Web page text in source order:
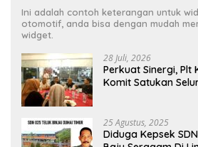
Ini adalah contoh keterangan untuk
otomotif, anda bisa dengan mudah
widget.
28 Juli, 2026
Perkuat Sinergi, Plt
Komit Satukan
25 Agustus, 2025
Diduga Kepsek